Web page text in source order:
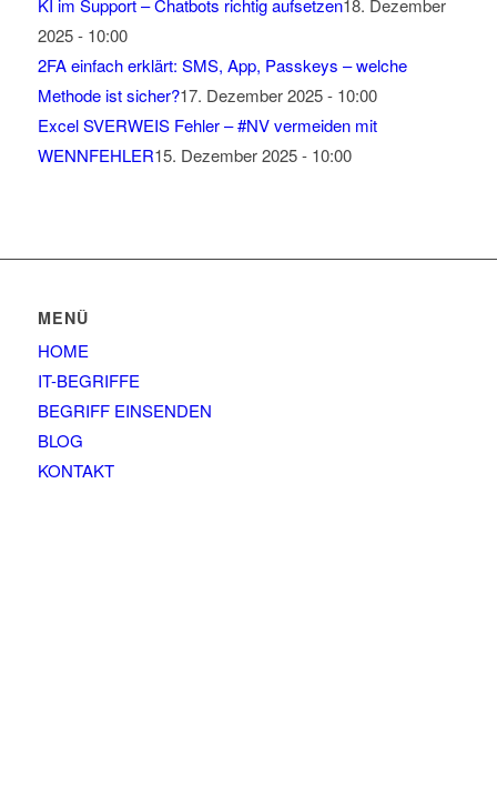
KI im Support – Chatbots richtig aufsetzen18. Dezember
2025 - 10:00
2FA einfach erklärt: SMS, App, Passkeys – welche
Methode ist sicher?17. Dezember 2025 - 10:00
Excel SVERWEIS Fehler – #NV vermeiden mit
WENNFEHLER15. Dezember 2025 - 10:00
MENÜ
HOME
IT-BEGRIFFE
BEGRIFF EINSENDEN
BLOG
KONTAKT